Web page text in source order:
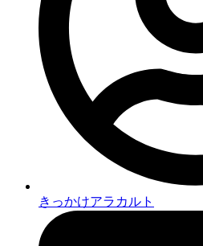
きっかけアラカルト